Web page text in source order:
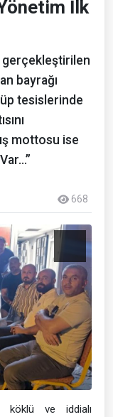
İlk
gerçekleştirilen
bayrağı
tesislerinde
mottosu ise
668
köklü ve iddialı